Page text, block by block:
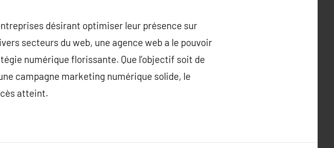
désirant optimiser leur présence sur
secteurs du web, une agence web a le pouvoir
numérique florissante. Que l’objectif soit de
campagne marketing numérique solide, le
atteint.